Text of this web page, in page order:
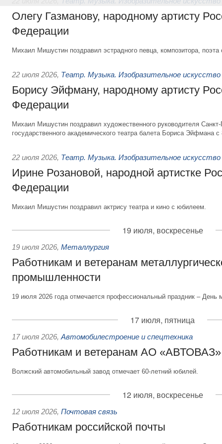
Олегу Газманову, народному артисту
Федерации
Михаил Мишустин поздравил эстрадного певца, композитора, поэта
22 июля 2026, Театр. Музыка. Изобразительное искусство
Борису Эйфману, народному артисту
Федерации
Михаил Мишустин поздравил художественного руководителя Санкт-
государственного академического театра балета Бориса Эйфмана
22 июля 2026, Театр. Музыка. Изобразительное искусство
Ирине Розановой, народной артистке
Федерации
Михаил Мишустин поздравил актрису театра и кино с юбилеем.
19 июля, воскресенье
19 июля 2026, Металлургия
Работникам и ветеранам
промышленности
19 июля 2026 года отмечается профессиональный праздник – День
17 июля, пятница
17 июля 2026, Автомобилестроение и спецтехника
Работникам и ветеранам АО «АВТОВАЗ»
Волжский автомобильный завод отмечает 60-летний юбилей.
12 июля, воскресенье
12 июля 2026, Почтовая связь
Работникам российской почты